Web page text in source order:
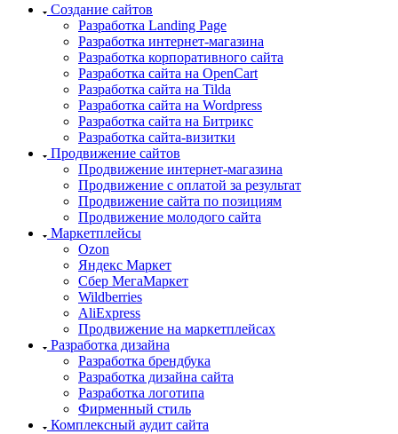
Создание сайтов
Разработка Landing Page
Разработка интернет-магазина
Разработка корпоративного сайта
Разработка сайта на OpenCart
Разработка сайта на Tilda
Разработка сайта на Wordpress
Разработка сайта на Битрикс
Разработка сайта-визитки
Продвижение сайтов
Продвижение интернет-магазина
Продвижение с оплатой за результат
Продвижение сайта по позициям
Продвижение молодого сайта
Маркетплейсы
Ozon
Яндекс Маркет
Сбер МегаМаркет
Wildberries
AliExpress
Продвижение на маркетплейсах
Разработка дизайна
Разработка брендбука
Разработка дизайна сайта
Разработка логотипа
Фирменный стиль
Комплексный аудит сайта